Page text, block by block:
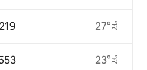
27°ಸೆ
23°ಸೆ